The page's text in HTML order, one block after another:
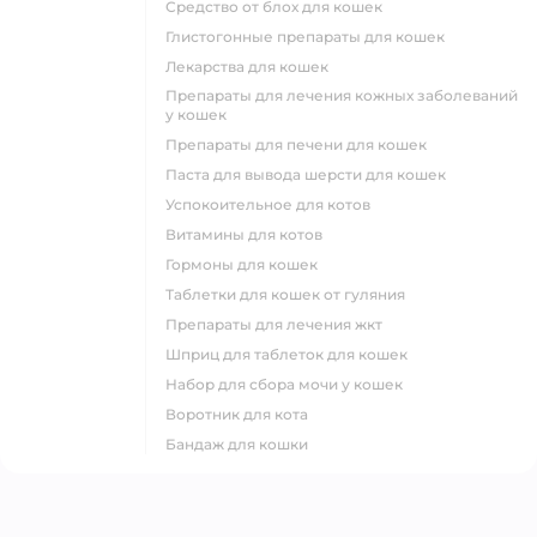
средство от блох для кошек
глистогонные препараты для кошек
лекарства для кошек
препараты для лечения кожных заболеваний
у кошек
препараты для печени для кошек
паста для вывода шерсти для кошек
успокоительное для котов
витамины для котов
гормоны для кошек
таблетки для кошек от гуляния
препараты для лечения жкт
шприц для таблеток для кошек
набор для сбора мочи у кошек
воротник для кота
бандаж для кошки